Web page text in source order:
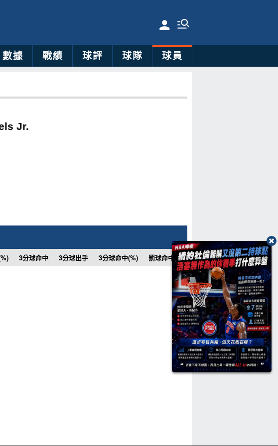
數據 戰績 球評 球隊 球員
Jr.
3分球命中 3分球出手 3分球命中(%) 罰球命中 罰球次數 罰球命中(%)